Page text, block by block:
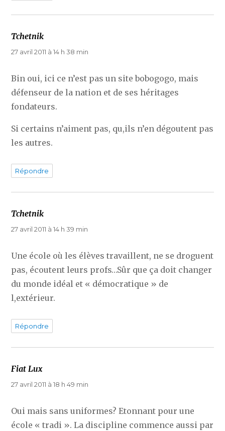
Tchetnik
27 avril 2011 à 14 h 38 min
Bin oui, ici ce n’est pas un site bobogogo, mais
défenseur de la nation et de ses héritages
fondateurs.
Si certains n’aiment pas, qu,ils n’en dégoutent pas
les autres.
Répondre
Tchetnik
27 avril 2011 à 14 h 39 min
Une école où les élèves travaillent, ne se droguent
pas, écoutent leurs profs…Sûr que ça doit changer
du monde idéal et « démocratique » de
l,extérieur.
Répondre
Fiat Lux
27 avril 2011 à 18 h 49 min
Oui mais sans uniformes? Etonnant pour une
école « tradi ». La discipline commence aussi par